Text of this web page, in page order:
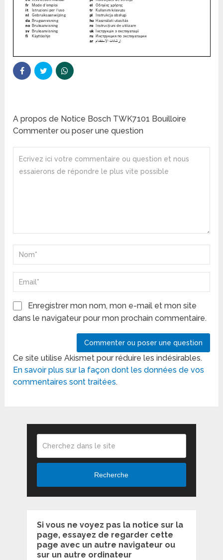
A propos de Notice Bosch TWK7101 Bouilloire
Commenter ou poser une question
Enregistrer mon nom, mon e-mail et mon site
dans le navigateur pour mon prochain commentaire.
Ce site utilise Akismet pour réduire les indésirables.
En savoir plus sur la façon dont les données de vos
commentaires sont traitées.
Recherche
Si vous ne voyez pas la notice sur la
page, essayez de regarder cette
page avec un autre navigateur ou
sur un autre ordinateur